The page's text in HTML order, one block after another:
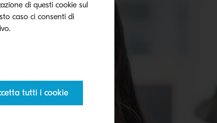
Mettiti in contatto
di questi cookie sul
caso ci consenti di
inserire solo i cookie necessari per la corretta visualizzazione del nostro sito web sul tuo dispositivo.
tutti i cookie